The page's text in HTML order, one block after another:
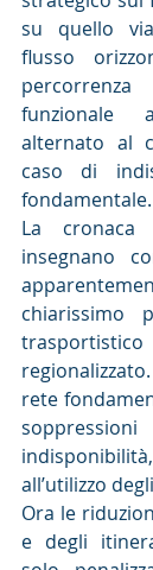
su quello
flusso
funzionale
alternato al
caso di
fondamentale.
La
insegnano
chiarissimo
rete
all’utilizzo
Ora le
e degli